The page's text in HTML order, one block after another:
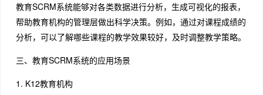
教育SCRM系统能够对各类数据进行分析，生成可视化的报表，
帮助教育机构的管理层做出科学决策。例如，通过对课程成绩的
分析，可以了解哪些课程的教学效果较好，及时调整教学策略。
三、教育SCRM系统的应用场景
1. K12教育机构